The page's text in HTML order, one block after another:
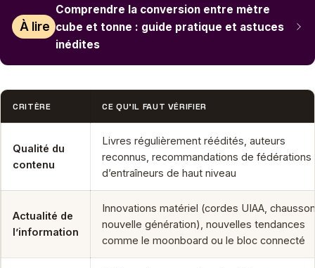
À lire
Comprendre la conversion entre mètre
cube et tonne : guide pratique et astuces
inédites
CRITÈRE CE QU’IL FAUT VÉRIFIER
Qualité du
contenu
Livres régulièrement réédités, auteurs
reconnus, recommandations de fédérations
d’entraîneurs de haut niveau
Actualité de
l’information
Innovations matériel (cordes UIAA,
nouvelle génération), nouvelles tendances
comme le moonboard ou le bloc connecté